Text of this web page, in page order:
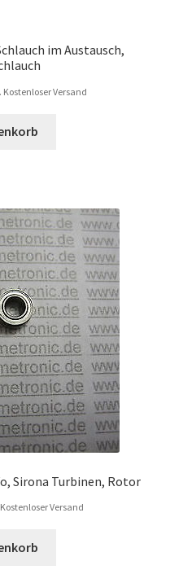
im Austausch,
Kostenloser Versand
Sirona Turbinen, Rotor
Versand